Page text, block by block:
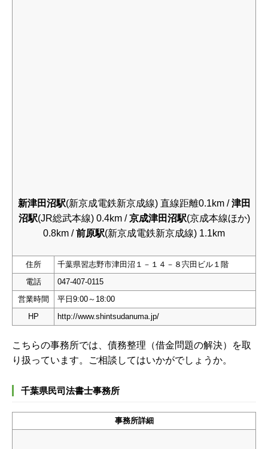
新津田沼駅(新京成電鉄新京成線) 直線距離0.1km /津田
沼駅(JR総武本線) 0.4km /京成津田沼駅(京成本線ほか)
0.8km /前原駅(新京成電鉄新京成線) 1.1km
住所
千葉県習志野市津田沼１－１４－８宍田ビル１階
電話
047-407-0115
営業時間
平日9:00～18:00
HP
http://www.shintsudanuma.jp/
こちらの事務所では、債務整理（借金問題の解決）を取
り扱っています。ご相談してはいかがでしょうか。
千葉県民司法書士事務所
事務所詳細